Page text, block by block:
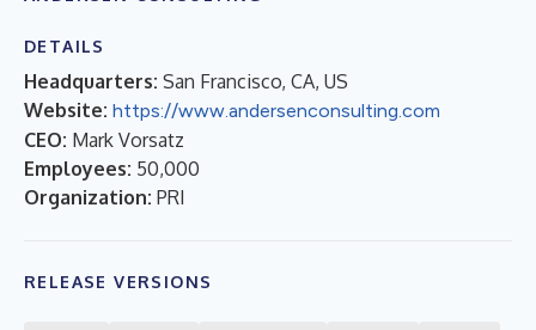
DETAILS
Headquarters: San Francisco, CA, US
Website: https://www.andersenconsulting.com
CEO: Mark Vorsatz
Employees: 50,000
Organization: PRI
RELEASE VERSIONS